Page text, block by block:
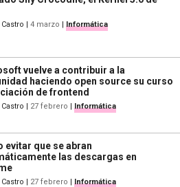
4 marzo Informática
vuelve a contribuir a la
haciendo open source su curso
de frontend
| 27 febrero | Informática
evitar que se abran
las descargas en
| 27 febrero | Informática